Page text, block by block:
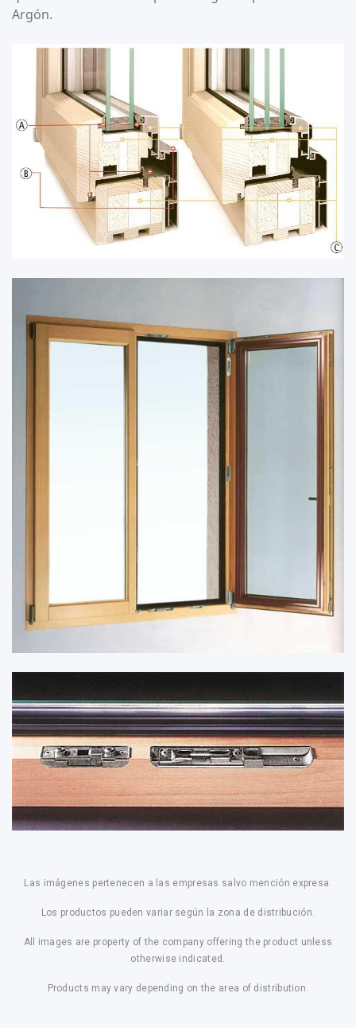
Argón.
Las imágenes pertenecen a las empresas salvo mención expresa.
Los productos pueden variar según la zona de distribución.
All images are property of the company offering the product unless
otherwise indicated.
Products may vary depending on the area of distribution.